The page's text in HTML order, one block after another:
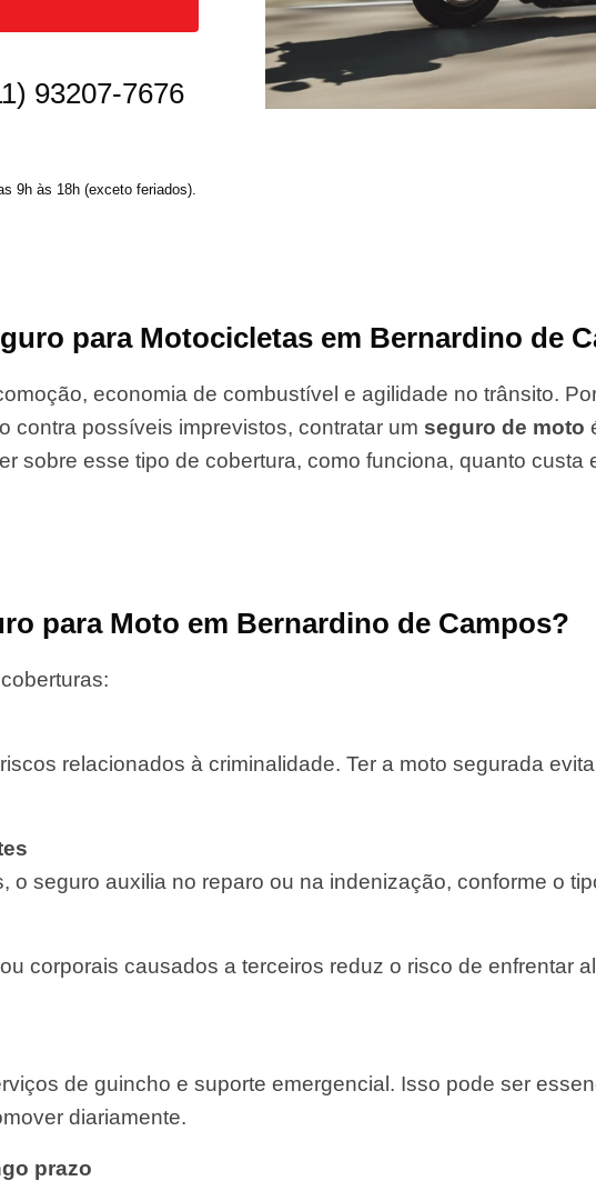
93207-7676
9h às 18h (exceto feriados).
para Motocicletas em Bernardino de
economia de combustível e agilidade no trânsito.
contra possíveis imprevistos, contratar um seguro de moto
sobre esse tipo de cobertura, como funciona, quanto custa
para Moto em Bernardino de Campos?
relacionados à criminalidade. Ter a moto segurada
o seguro auxilia no reparo ou na indenização, conforme o
corporais causados a terceiros reduz o risco de enfrentar
de guincho e suporte emergencial. Isso pode ser
diariamente.
prazo